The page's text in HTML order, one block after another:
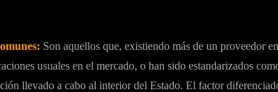
Son aquellos que, existiendo más de un proveedor
usuales en el mercado, o han sido estandarizados
llevado a cabo al interior del Estado. El factor